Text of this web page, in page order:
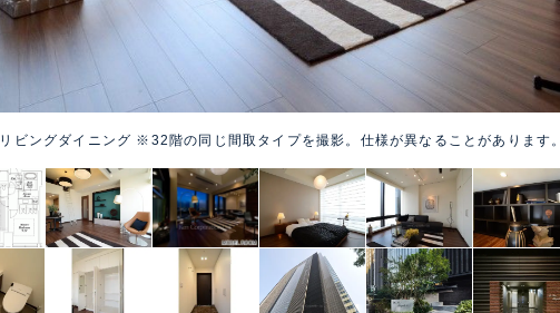
リビングダイニング ※32階の同じ間取タイプを撮影。仕様が異なることがあります。